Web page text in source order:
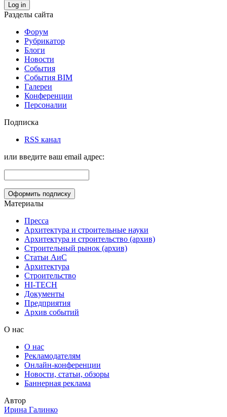
Log in
Разделы сайта
Форум
Рубрикатор
Блоги
Новости
События
События BIM
Галереи
Конференции
Персоналии
Подписка
RSS канал
или введите ваш email адрес:
Материалы
Пресса
Архитектура и строительные науки
Архитектура и строительство (архив)
Строительный рынок (архив)
Статьи АиС
Архитектура
Строительство
HI-TECH
Документы
Предприятия
Архив событий
О нас
О нас
Рекламодателям
Онлайн-конференции
Новости, статьи, обзоры
Баннерная реклама
Автор
Ирина Галинко